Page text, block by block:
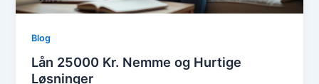
Blog
Lån 25000 Kr. Nemme og Hurtige
Løsninger